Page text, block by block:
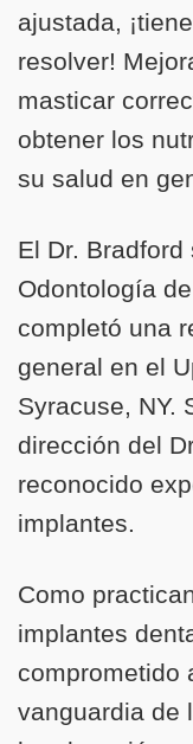
ajustada,
resolver!
masticar
obtener los
su salud en
El Dr.
Odontología
completó una
general en el
Syracuse, NY.
dirección del
reconocido
implantes.
Como
implantes
comprometido
vanguardia de